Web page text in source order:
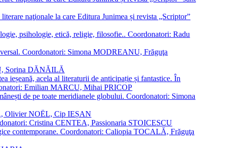
naţionale la care Editura Junimea și revista „Scriptor”
psihologie, etică, religie, filosofie.. Coordonatori: Radu
Coordonatori: Simona MODREANU, Frăguţa
Sorina DĂNĂILĂ
ieșeană, acela al literaturii de anticipație și fantastice. În
Emilian MARCU, Mihai PRICOP
de pe toate meridianele globului. Coordonatori: Simona
Olivier NOËL, Cip IEȘAN
Cristina CENTEA, Passionaria STOICESCU
contemporane. Coordonatori: Caliopia TOCALĂ, Frăguţa